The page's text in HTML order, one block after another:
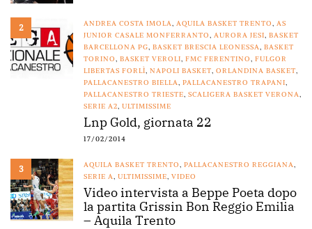
2 ANDREA COSTA IMOLA, AQUILA BASKET TRENTO, AS
JUNIOR CASALE MONFERRANTO, AURORA JESI, BASKET
BARCELLONA PG, BASKET BRESCIA LEONESSA, BASKET
TORINO, BASKET VEROLI, FMC FERENTINO, FULGOR
LIBERTAS FORLÌ, NAPOLI BASKET, ORLANDINA BASKET,
PALLACANESTRO BIELLA, PALLACANESTRO TRAPANI,
PALLACANESTRO TRIESTE, SCALIGERA BASKET VERONA,
SERIE A2, ULTIMISSIME
Lnp Gold, giornata 22
17/02/2014
3 AQUILA BASKET TRENTO, PALLACANESTRO REGGIANA,
SERIE A, ULTIMISSIME, VIDEO
Video intervista a Beppe Poeta dopo
la partita Grissin Bon Reggio Emilia
– Aquila Trento